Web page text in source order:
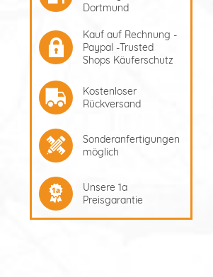
Dortmund
Kauf auf Rechnung -
Paypal -Trusted
Shops Käuferschutz
Kostenloser
Rückversand
Sonderanfertigungen
möglich
Unsere 1a
Preisgarantie